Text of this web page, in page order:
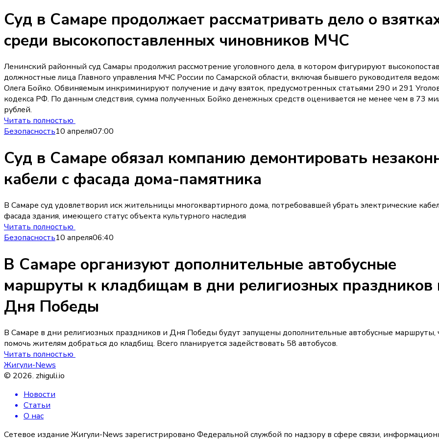
Суд в Самаре продолжает рассматривать дело о
среди высокопоставленных чиновников МЧС
Ленинский районный суд Самары продолжил рассмотрение уголовного дела, в котором фигурируют
должностные лица Главного управления МЧС России по Самарской области, включая бывшего руководителя
Олега Бойко. Обвиняемым инкриминируют получение и дачу взяток, предусмотренных статьями 290 и 291
кодекса РФ. По данным следствия, сумма полученных Бойко денежных средств оценивается не менее чем в 73
рублей.
Читать полностью
Безопасность10 апреля07:00
Суд в Самаре обязал компанию демонтировать
кабели с фасада дома-памятника
В Самаре суд удовлетворил иск жительницы многоквартирного дома, потребовавшей убрать электрические
фасада здания, имеющего статус объекта культурного наследия
Читать полностью
Безопасность10 апреля06:40
В Самаре организуют дополнительные автобусные
маршруты к кладбищам в дни религиозных праздников
Дня Победы
В Самаре в дни религиозных праздников и Дня Победы будут запущены дополнительные автобусные маршруты,
помочь жителям добраться до кладбищ. Всего планируется задействовать 58 автобусов.
Читать полностью
Жигули-News
© 2026. zhiguli.io
Новости
Статьи
О нас
Сетевое издание Жигули-News зарегистрировано Федеральной службой по надзору в сфере связи,